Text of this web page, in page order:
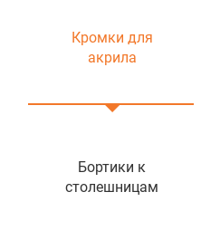
Кромки для
акрила
Бортики к
столешницам